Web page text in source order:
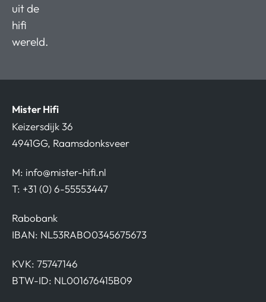
uit de
hifi
wereld.
Mister Hifi
Keizersdijk 36
4941GG, Raamsdonksveer
M: info@mister-hifi.nl
T: +31 (0) 6-55553447
Rabobank
IBAN: NL53RABO0345675673
KVK: 75747146
BTW-ID: NL001676415B09